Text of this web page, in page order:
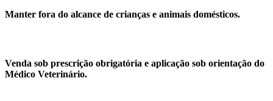
Manter fora do alcance de crianças e animais domésticos.
Venda sob prescrição obrigatória e aplicação sob orientação do
Médico Veterinário.